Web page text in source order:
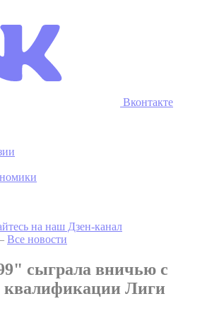
Вконтакте
на наш Дзен-канал
Все новости
сыграла вничью с
Лиги